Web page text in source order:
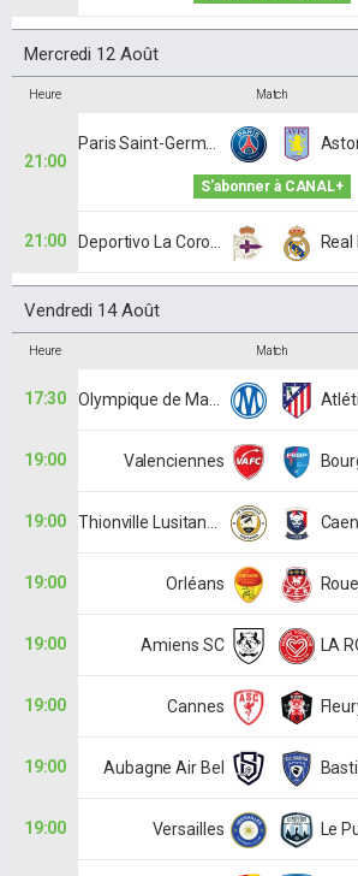
Mercredi 12 Août
Heure Match
21:00
S'abonner à CANAL+
21:00
Vendredi 14 Août
Heure Match
17:30
19:00 Valenciennes
19:00 Caen
19:00 Orléans
19:00 Amiens SC
19:00 Cannes
19:00 Aubagne Air Bel
19:00 Versailles Le